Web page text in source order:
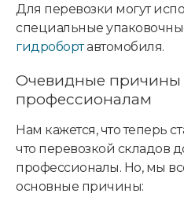
Для перевозки могут
специальные
гидробортавтомобиля.
Очевидные причины
профессионалам
Нам кажется, что теперь
что перевозкой складов
профессионалы. Но, мы
основные причины: